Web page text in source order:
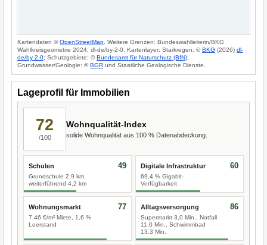
Kartendaten ©OpenStreetMap . Weitere Grenzen: Bundeswahlleiterin/BKG
Wahlkreisgeometrie 2024, dl-de/by-2-0. Kartenlayer: Starkregen: ©BKG (2026) dl-
de/by-2-0; Schutzgebiete: ©Bundesamt für Naturschutz (BfN);
Grundwasser/Geologie: ©BGR und Staatliche Geologische Dienste.
Lageprofil für Immobilien
72
/100
Wohnqualität-Index
solide Wohnqualität aus 100 % Datenabdeckung.
Schulen
Grundschule 2,9 km,
weiterführend 4,2 km
49 Digitale Infrastruktur
69,4 % Gigabit-
Verfügbarkeit
60
Wohnungsmarkt
7,46 €/m² Miete, 1,6 %
Leerstand
77 Alltagsversorgung
Supermarkt 3,0 Min., Notfall
11,0 Min., Schwimmbad
13,3 Min.
86